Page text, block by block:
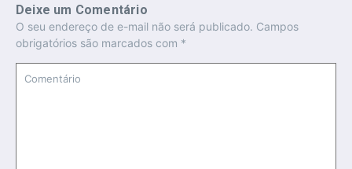
Deixe um Comentário
O seu endereço de e-mail não será publicado. Campos
obrigatórios são marcados com *